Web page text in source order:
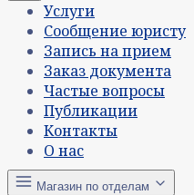
Услуги
Сообщение юристу
Запись на прием
Заказ документа
Частые вопросы
Публикации
Контакты
О нас
Магазин по отделам